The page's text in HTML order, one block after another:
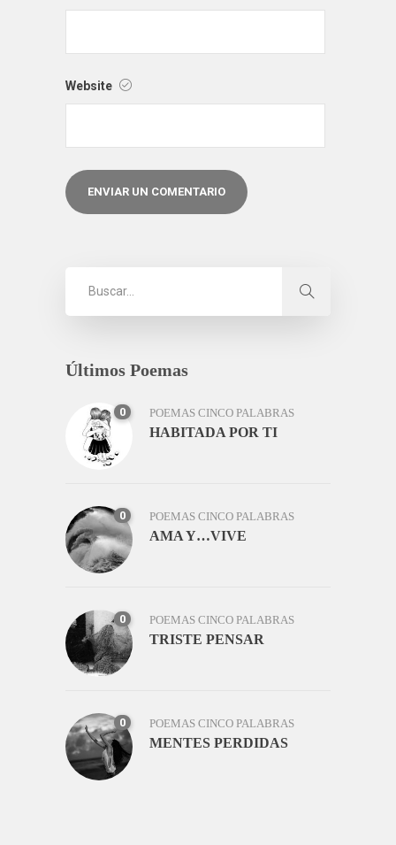
Website
Últimos Poemas
0 POEMAS CINCO PALABRAS
HABITADA POR TI
0 POEMAS CINCO PALABRAS
AMA Y…VIVE
0 POEMAS CINCO PALABRAS
TRISTE PENSAR
0 POEMAS CINCO PALABRAS
MENTES PERDIDAS